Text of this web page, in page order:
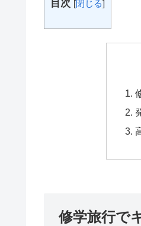
目次 [閉じる]
修学旅行で